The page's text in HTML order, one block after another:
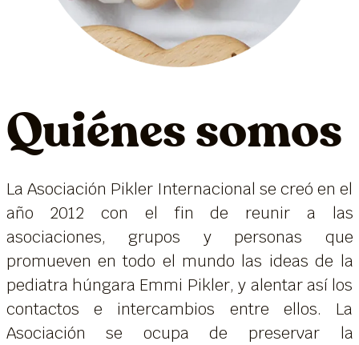
Quiénes somos
La Asociación Pikler Internacional se creó en el
año 2012 con el fin de reunir a las
asociaciones, grupos y personas que
promueven en todo el mundo las ideas de la
pediatra húngara Emmi Pikler, y alentar así los
contactos e intercambios entre ellos. La
Asociación se ocupa de preservar la